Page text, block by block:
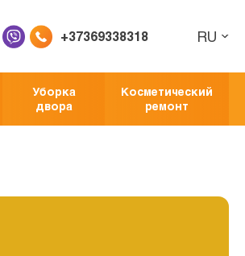
+37369338318 RU
Уборка
двора
Косметический
ремонт